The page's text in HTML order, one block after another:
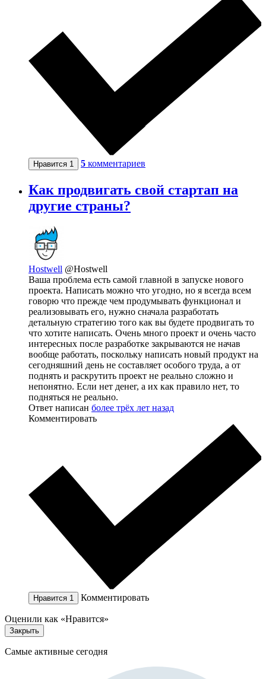
Нравится 1 5 комментариев
Как продвигать свой стартап на
другие страны?
Hostwell @Hostwell
Ваша проблема есть самой главной в запуске нового
проекта. Написать можно что угодно, но я всегда всем
говорю что прежде чем продумывать функционал и
реализовывать его, нужно сначала разработать
детальную стратегию того как вы будете продвигать то
что хотите написать. Очень много проект и очень часто
интересных после разработке закрываются не начав
вообще работать, поскольку написать новый продукт на
сегодняшний день не составляет особого труда, а от
поднять и раскрутить проект не реально сложно и
непонятно. Если нет денег, а их как правило нет, то
подняться не реально.
Ответ написан более трёх лет назад
Комментировать
Нравится 1 Комментировать
Оценили как «Нравится»
Закрыть
Самые активные сегодня